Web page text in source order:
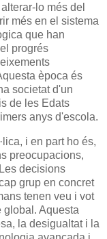
lo més del
més en el sistema
que han
progrés
època és
societat d'un
de les Edats
anys d'escola.
i en part ho és,
preocupacions,
decisions
grup en concret
tenen veu i vot
global. Aquesta
la desigualtat i la